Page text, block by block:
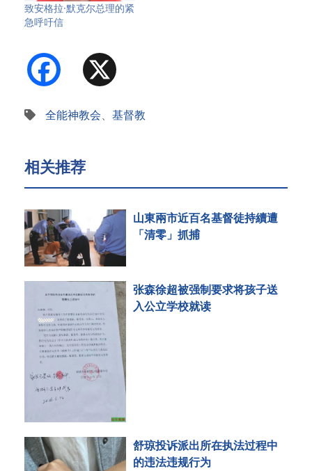
致安格拉·默克尔总理的紧
急呼吁信
Facebook
全能神教会、 基督教
相关推荐
山東兩市近百名基督徒持續遭
「清零」抓捕
张森徐超被强制要求将孩子送
入公立学校就读
舒琼投诉派出所在执法过程中
的违法违规行为